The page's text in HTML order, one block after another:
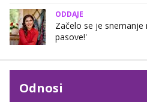
ODDAJE
Začelo se je
pasove!'
Odnosi